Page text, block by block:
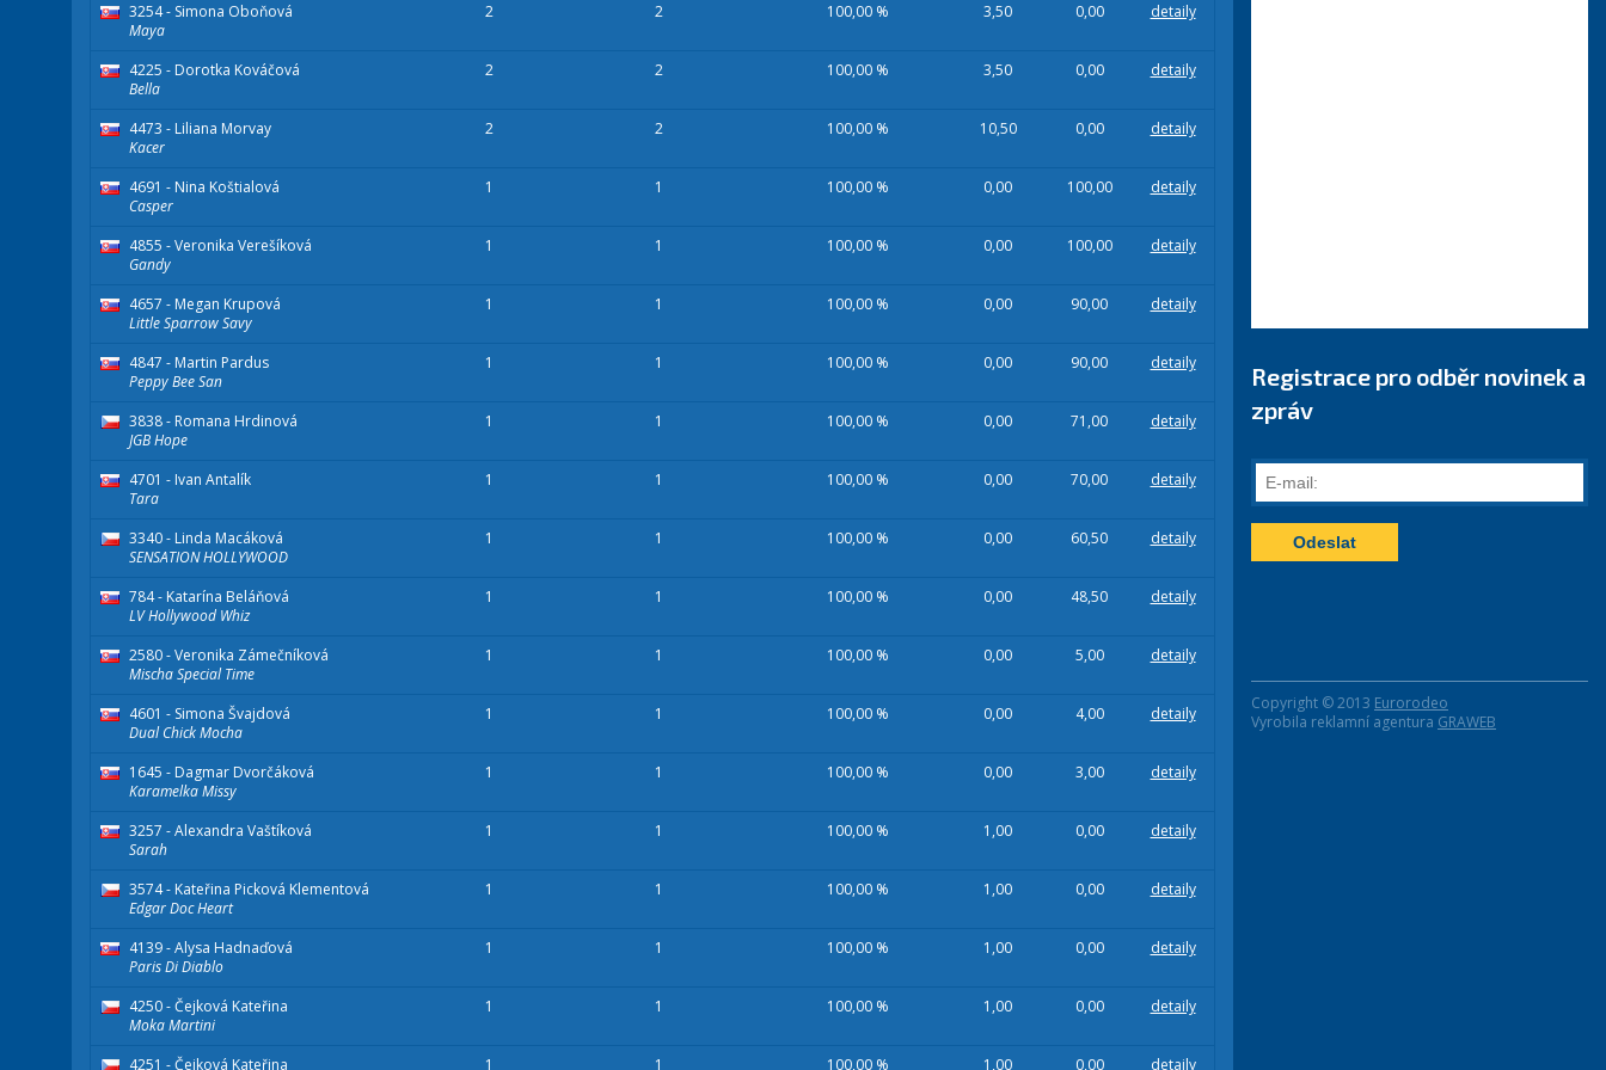
3254 - Simona Oboňová
Maya
2 2 100,00 % 3,50 0,00 detaily
4225 - Dorotka Kováčová
Bella
2 2 100,00 % 3,50 0,00 detaily
4473 - Liliana Morvay
Kacer
2 2 100,00 % 10,50 0,00 detaily
4691 - Nina Koštialová
Casper
1 1 100,00 % 0,00 100,00 detaily
4855 - Veronika Verešíková
Gandy
1 1 100,00 % 0,00 100,00 detaily
4657 - Megan Krupová
Little Sparrow Savy
1 1 100,00 % 0,00 90,00 detaily
4847 - Martin Pardus
Peppy Bee San
1 1 100,00 % 0,00 90,00 detaily
3838 - Romana Hrdinová
JGB Hope
1 1 100,00 % 0,00 71,00 detaily
4701 - Ivan Antalík
Tara
1 1 100,00 % 0,00 70,00 detaily
3340 - Linda Macáková
SENSATION HOLLYWOOD
1 1 100,00 % 0,00 60,50 detaily
784 - Katarína Beláňová
LV Hollywood Whiz
1 1 100,00 % 0,00 48,50 detaily
2580 - Veronika Zámečníková
Mischa Special Time
1 1 100,00 % 0,00 5,00 detaily
4601 - Simona Švajdová
Dual Chick Mocha
1 1 100,00 % 0,00 4,00 detaily
1645 - Dagmar Dvorčáková
Karamelka Missy
1 1 100,00 % 0,00 3,00 detaily
3257 - Alexandra Vaštíková
Sarah
1 1 100,00 % 1,00 0,00 detaily
3574 - Kateřina Picková Klementová
Edgar Doc Heart
1 1 100,00 % 1,00 0,00 detaily
4139 - Alysa Hadnaďová
Paris Di Diablo
1 1 100,00 % 1,00 0,00 detaily
4250 - Čejková Kateřina
Moka Martini
1 1 100,00 % 1,00 0,00 detaily
4251 - Čejková Kateřina 1 1 100,00 % 1,00 0,00 detaily
Registrace pro odběr novinek a
zpráv
E-
mail:
Copyright © 2013 Eurorodeo
Vyrobila reklamní agentura GRAWEB